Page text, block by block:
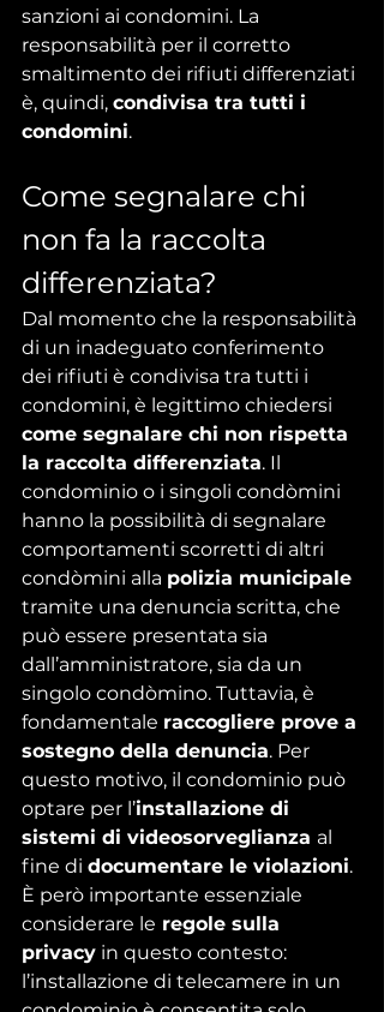
sanzioni ai condomini. La
responsabilità per il corretto
smaltimento dei rifiuti differenziati
è, quindi, condivisa tra tutti i
condomini.
Come segnalare chi
non fa la raccolta
differenziata?
Dal momento che la responsabilità
di un inadeguato conferimento
dei rifiuti è condivisa tra tutti i
condomini, è legittimo chiedersi
come segnalare chi non rispetta
la raccolta differenziata. Il
condominio o i singoli condòmini
hanno la possibilità di segnalare
comportamenti scorretti di altri
condòmini alla polizia municipale
tramite una denuncia scritta, che
può essere presentata sia
dall’amministratore, sia da un
singolo condòmino. Tuttavia, è
fondamentale raccogliere prove a
sostegno della denuncia. Per
questo motivo, il condominio può
optare per l’installazione di
sistemi di videosorveglianza al
fine di documentare le violazioni.
È però importante essenziale
considerare le regole sulla
privacy in questo contesto:
l’installazione di telecamere in un